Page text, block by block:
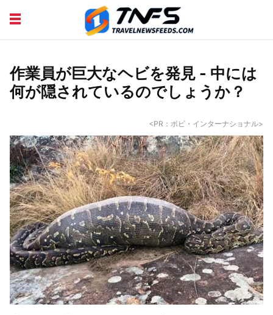
DISCOVER PLACES TIPS AND TRICKS
作業員が巨大なヘビを発見 - 中には
何が隠されているのでしょうか？
<PR：ボビ・インターナショナル>